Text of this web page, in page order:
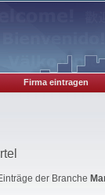
Firma eintragen
der Branche